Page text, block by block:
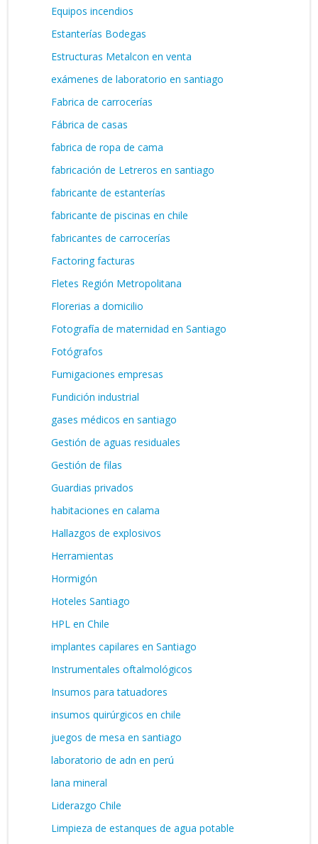
Equipos incendios
Estanterías Bodegas
Estructuras Metalcon en venta
exámenes de laboratorio en santiago
Fabrica de carrocerías
Fábrica de casas
fabrica de ropa de cama
fabricación de Letreros en santiago
fabricante de estanterías
fabricante de piscinas en chile
fabricantes de carrocerías
Factoring facturas
Fletes Región Metropolitana
Florerias a domicilio
Fotografía de maternidad en Santiago
Fotógrafos
Fumigaciones empresas
Fundición industrial
gases médicos en santiago
Gestión de aguas residuales
Gestión de filas
Guardias privados
habitaciones en calama
Hallazgos de explosivos
Herramientas
Hormigón
Hoteles Santiago
HPL en Chile
implantes capilares en Santiago
Instrumentales oftalmológicos
Insumos para tatuadores
insumos quirúrgicos en chile
juegos de mesa en santiago
laboratorio de adn en perú
lana mineral
Liderazgo Chile
Limpieza de estanques de agua potable